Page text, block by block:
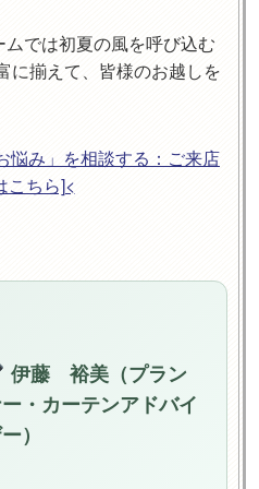
では初夏の風を呼び込む
に揃えて、皆様のお越しを
悩み」を相談する：ご来店
こちら]<
伊藤 裕美（プラン
・カーテンアドバイ
）